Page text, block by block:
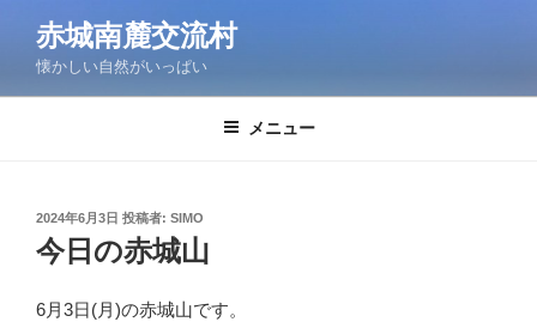
ン
赤城南麓交流村
懐かしい自然がいっぱい
メニュー
投
稿
日:
2024年6月3日 投稿者: SIMO
今日の赤城山
6月3日(月)の赤城山です。